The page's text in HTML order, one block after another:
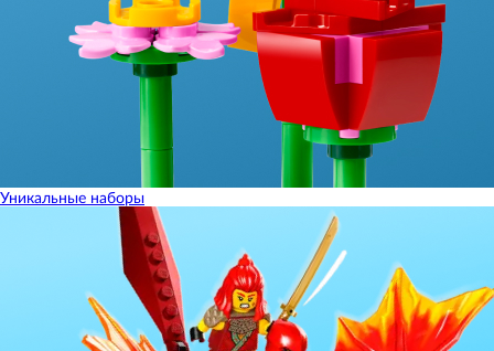
Уникальные наборы